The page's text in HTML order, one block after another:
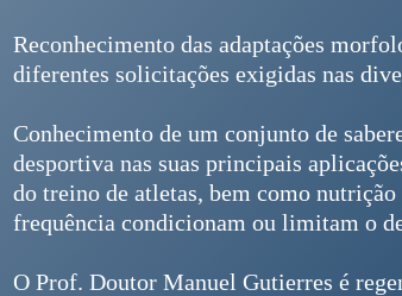
Reconhecimento das adaptações
diferentes solicitações exigidas nas
Conhecimento de um conjunto de
desportiva nas suas principais
do treino de atletas, bem como
frequência condicionam ou limitam o
O Prof. Doutor Manuel Gutierres é